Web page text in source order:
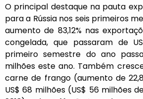
O principal destaque na pauta
para a Rússia nos seis primeiros
aumento de 83,12% nas
congelada, que passaram de
primeiro semestre do ano
milhões este ano. Também
carne de frango (aumento de
US$ 68 milhões (US$ 56 milhões